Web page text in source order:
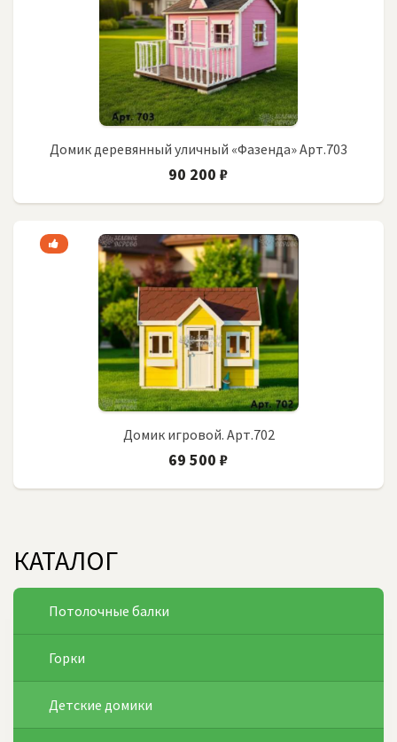
Домик деревянный уличный «Фазенда» Арт.703
90 200 ₽
Домик игровой. Арт.702
69 500 ₽
КАТАЛОГ
Потолочные балки
Горки
Детские домики